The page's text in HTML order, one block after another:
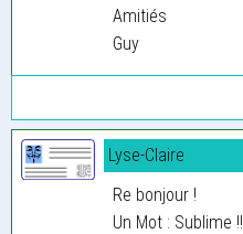
Amitiés
Guy
Lyse-Claire
Re bonjour !
Un Mot : Sublime !!